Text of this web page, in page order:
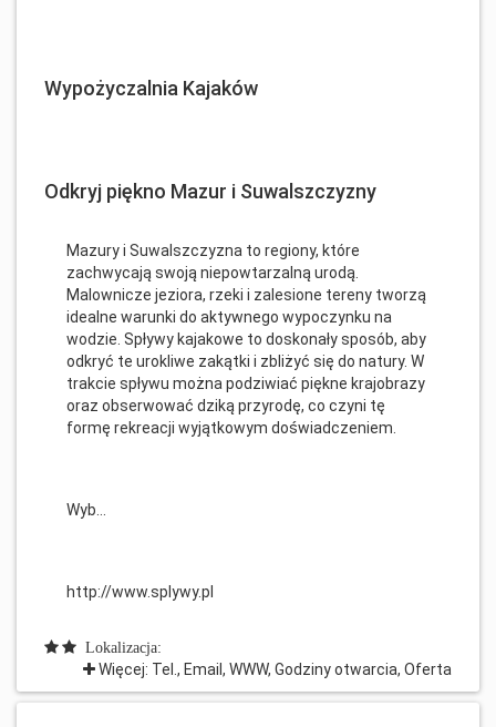
Wypożyczalnia Kajaków
Odkryj piękno Mazur i Suwalszczyzny
Mazury i Suwalszczyzna to regiony, które
zachwycają swoją niepowtarzalną urodą.
Malownicze jeziora, rzeki i zalesione tereny tworzą
idealne warunki do aktywnego wypoczynku na
wodzie. Spływy kajakowe to doskonały sposób, aby
odkryć te urokliwe zakątki i zbliżyć się do natury. W
trakcie spływu można podziwiać piękne krajobrazy
oraz obserwować dziką przyrodę, co czyni tę
formę rekreacji wyjątkowym doświadczeniem.
Wyb...
http://www.splywy.pl
Lokalizacja:
Więcej: Tel., Email, WWW, Godziny otwarcia, Oferta